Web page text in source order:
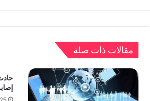
مقالات ذات صلة